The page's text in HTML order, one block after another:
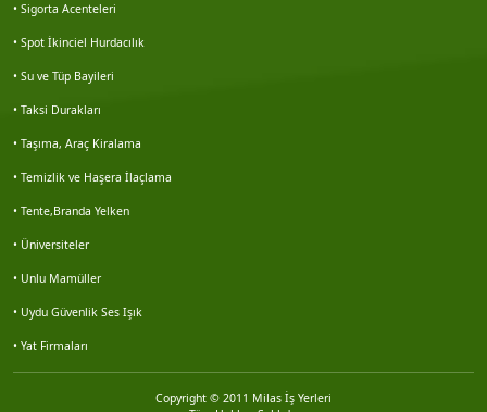
Nuart mimarlık
Miraç önder mil
Turhan besler
Erdal demirci
• Sigorta Acenteleri
• Spot İkinciel Hurdacılık
• Su ve Tüp Bayileri
• Taksi Durakları
• Taşıma, Araç Kiralama
• Temizlik ve Haşera İlaçlama
• Tente,Branda Yelken
• Üniversiteler
• Unlu Mamüller
• Uydu Güvenlik Ses Işık
• Yat Firmaları
Copyright © 2011 Milas İş Yerleri